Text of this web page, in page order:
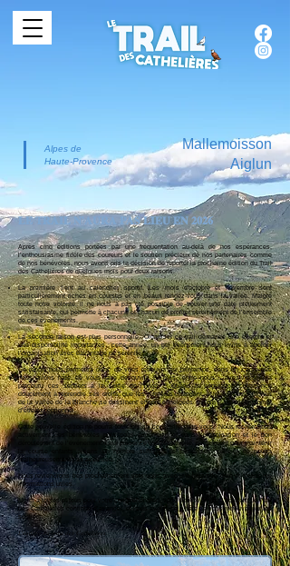
Alpes de
Haute-Provence
Mallemoisson
Aiglun
𝐋𝐄 𝐓𝐑𝐀𝐈𝐋 𝐍'𝐀𝐔𝐑𝐀 𝐏𝐀𝐒 𝐋𝐈𝐄𝐔 𝐄𝐍 𝟐𝟎𝟐𝟔
Après cinq éditions portées par une fréquentation au-delà de nos espérances,
l’enthousiasme fidèle des coureurs et le soutien précieux de nos partenaires comme
de nos bénévoles, nous avons pris la décision de reporter la prochaine édition du Trail
des Cathelières de quelques mois pour deux raisons.
La première tient au calendrier sportif. Les mois d'octobre et novembre sont
particulièrement riches en courses et en beaux rendez-vous dans la vallée. Malgré
toute notre volonté, il ne nous a pas été possible de trouver une date pleinement
satisfaisante, qui permette à chacune et chacun de profiter sereinement de l’ensemble
de ces événements.
La seconde raison est plus personnelle. Organiser ce trail demande une énergie et
une disponibilité importantes ; cette année, un bel événement nous invite à aborder
l’organisation avec davantage de sérénité.
Ce report nous permettra donc de vous retrouver au printemps, dans un cadre que
nous avons hâte de vous faire découvrir. Et puis, entre nous… avez-vous déjà
parcouru ces sentiers à la sortie de l’hiver ? Quand la végétation commence
doucement à reprendre ses droits, que les lumières changent, et que les montagnes
de la vallée de la Blanche se dessinent encore enneigées au loin ? Le décor promet
d’être exceptionnel.
Cette nouvelle édition ne pourra toutefois se construire sans vous. Nous recherchons
activement des bénévoles pour nous accompagner dans l’organisation et le bon
déroulement de l’événement. Leur présence est essentielle, notamment pour maintenir
la course enfants : sans un nombre suffisant de bénévoles, celle-ci ne pourra
malheureusement pas avoir lieu.
Nous reviendrons très prochainement vers vous avec une nouvelle date et toutes les
informations utiles.
Merci à toutes et tous pour votre compréhension, votre fidélité et votre soutien. Le Trail
des Cathelières continue d’avancer, et nous avons déjà hâte de vous retrouver sur les
sentiers.
𝐿'𝑒́𝑞𝑢𝑖𝑝𝑒 𝑑𝑢 𝑡𝑟𝑎𝑖𝑙 𝑑𝑒𝑠 𝐶𝑎𝑡ℎ𝑒𝑙𝑖𝑒̀𝑟𝑒𝑠.